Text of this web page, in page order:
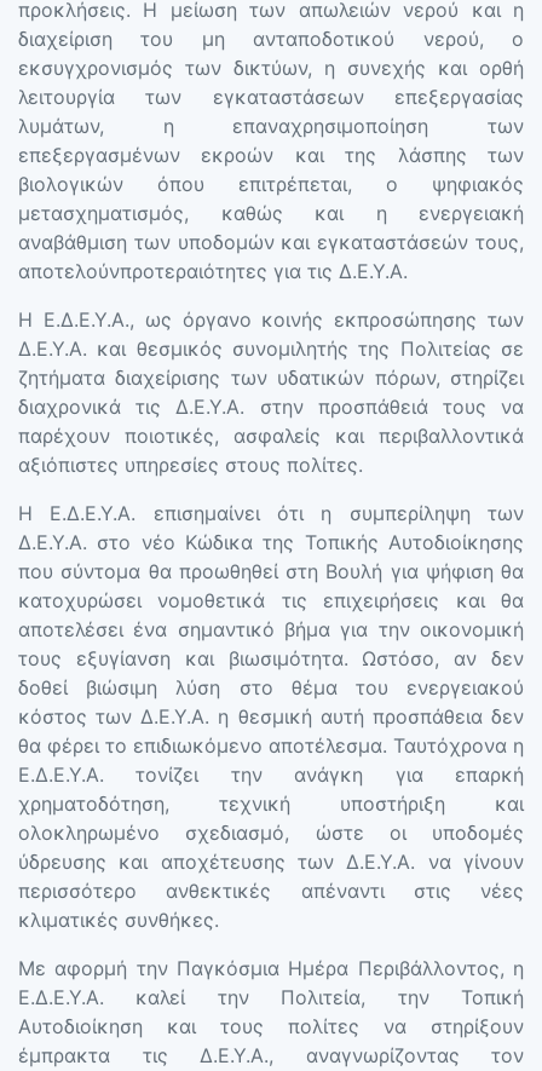
προκλήσεις. Η μείωση των απωλειών νερού και η
διαχείριση του μη ανταποδοτικού νερού, ο
εκσυγχρονισμός των δικτύων, η συνεχής και ορθή
λειτουργία των εγκαταστάσεων επεξεργασίας
λυμάτων, η επαναχρησιμοποίηση των
επεξεργασμένων εκροών και της λάσπης των
βιολογικών όπου επιτρέπεται, ο ψηφιακός
μετασχηματισμός, καθώς και η ενεργειακή
αναβάθμιση των υποδομών και εγκαταστάσεών τους,
αποτελούνπροτεραιότητες για τις Δ.Ε.Υ.Α.
Η Ε.Δ.Ε.Υ.Α., ως όργανο κοινής εκπροσώπησης των
Δ.Ε.Υ.Α. και θεσμικός συνομιλητής της Πολιτείας σε
ζητήματα διαχείρισης των υδατικών πόρων, στηρίζει
διαχρονικά τις Δ.Ε.Υ.Α. στην προσπάθειά τους να
παρέχουν ποιοτικές, ασφαλείς και περιβαλλοντικά
αξιόπιστες υπηρεσίες στους πολίτες.
Η Ε.Δ.Ε.Υ.Α. επισημαίνει ότι η συμπερίληψη των
Δ.Ε.Υ.Α. στο νέο Κώδικα της Τοπικής Αυτοδιοίκησης
που σύντομα θα προωθηθεί στη Βουλή για ψήφιση θα
κατοχυρώσει νομοθετικά τις επιχειρήσεις και θα
αποτελέσει ένα σημαντικό βήμα για την οικονομική
τους εξυγίανση και βιωσιμότητα. Ωστόσο, αν δεν
δοθεί βιώσιμη λύση στο θέμα του ενεργειακού
κόστος των Δ.Ε.Υ.Α. η θεσμική αυτή προσπάθεια δεν
θα φέρει το επιδιωκόμενο αποτέλεσμα. Ταυτόχρονα η
Ε.Δ.Ε.Υ.Α. τονίζει την ανάγκη για επαρκή
χρηματοδότηση, τεχνική υποστήριξη και
ολοκληρωμένο σχεδιασμό, ώστε οι υποδομές
ύδρευσης και αποχέτευσης των Δ.Ε.Υ.Α. να γίνουν
περισσότερο ανθεκτικές απέναντι στις νέες
κλιματικές συνθήκες.
Με αφορμή την Παγκόσμια Ημέρα Περιβάλλοντος, η
Ε.Δ.Ε.Υ.Α. καλεί την Πολιτεία, την Τοπική
Αυτοδιοίκηση και τους πολίτες να στηρίξουν
έμπρακτα τις Δ.Ε.Υ.Α., αναγνωρίζοντας τον